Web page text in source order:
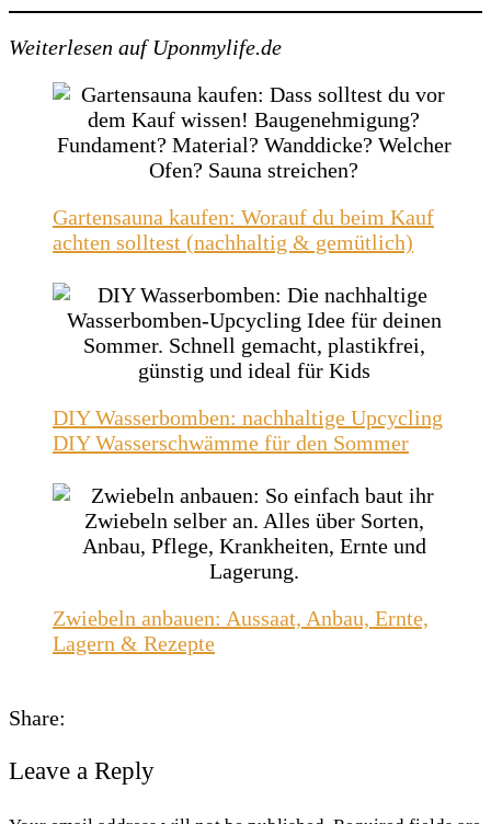
Weiterlesen auf Uponmylife.de
Gartensauna kaufen: Worauf du beim Kauf
achten solltest (nachhaltig & gemütlich)
DIY Wasserbomben: nachhaltige Upcycling
DIY Wasserschwämme für den Sommer
Zwiebeln anbauen: Aussaat, Anbau, Ernte,
Lagern & Rezepte
Share:
Leave a Reply